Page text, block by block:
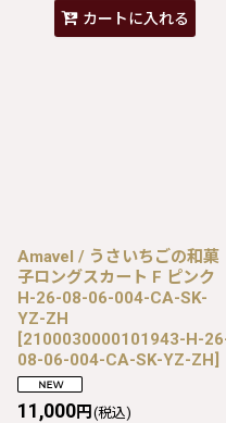
カートに入れる
Amavel / うさいちごの和菓
子ロングスカート F ピンク
H-26-08-06-004-CA-SK-
YZ-ZH
[2100030000101943-H-
08-06-004-CA-SK-YZ-ZH]
11,000円 (税込)